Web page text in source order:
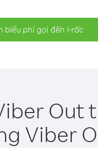
biểu phí gọi đến I-rắc
Out
Viber